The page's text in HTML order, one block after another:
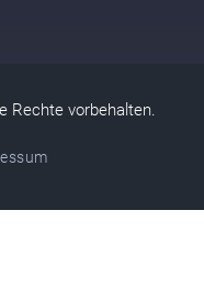
vorbehalten.